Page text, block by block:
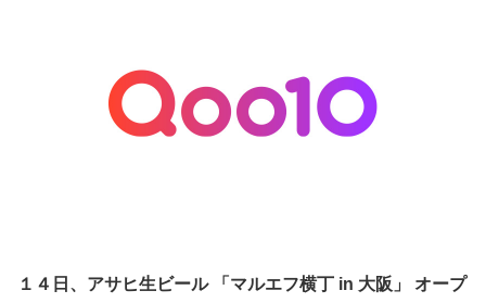
１４日、 アサヒ生ビール 「マルエフ横丁 in 大阪」
オープ